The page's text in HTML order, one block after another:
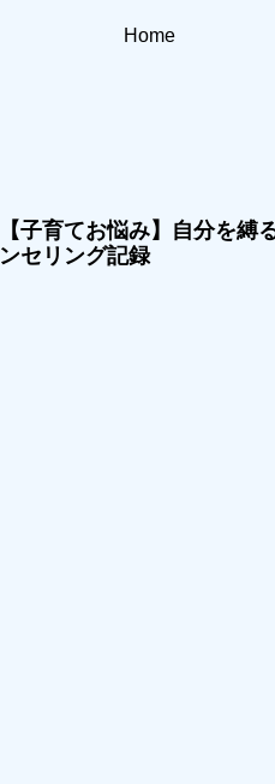
Home
【子育てお悩み】自分を
ンセリング記録